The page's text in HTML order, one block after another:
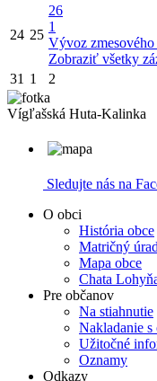
24 25
26
1
Vývoz
Zobraziť všetky
31 1 2
Vígľašská Huta-Kalinka
Sledujte nás na
O obci
História obce
Matričný
Mapa obce
Chata
Pre občanov
Na stiahnutie
Nakladanie s
Užitočné
Oznamy
Odkazy